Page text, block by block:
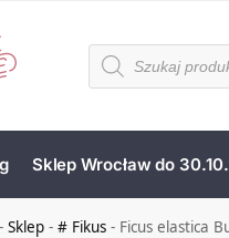
Sklep Wrocław do
-Sklep -# Fikus - Ficus elastica